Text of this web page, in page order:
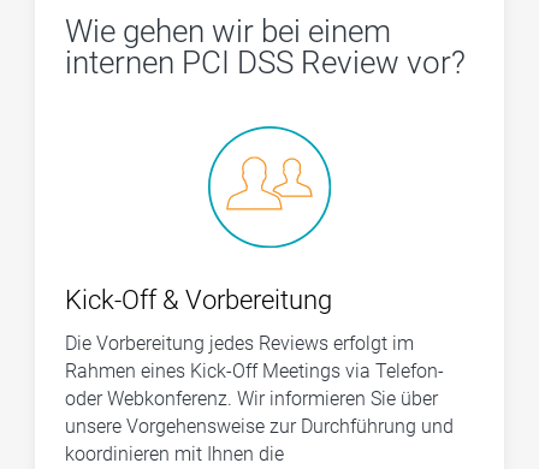
Wie gehen wir bei einem
internen PCI DSS Review vor?
Kick-Off & Vorbereitung
Die Vorbereitung jedes Reviews erfolgt im
Rahmen eines Kick-Off Meetings via Telefon-
oder Webkonferenz. Wir informieren Sie über
unsere Vorgehensweise zur Durchführung und
koordinieren mit Ihnen die